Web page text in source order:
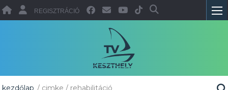
REGISZTRÁCIÓ
kezdőlap / cimke / rehabilitáció